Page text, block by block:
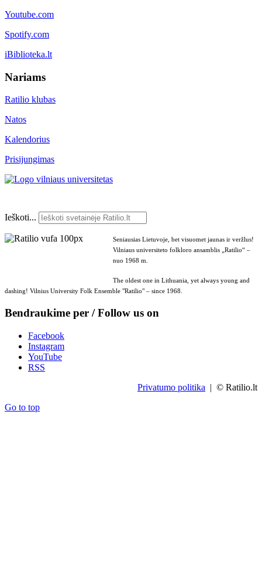
Youtube.com
Spotify.com
iBiblioteka.lt
Nariams
Ratilio klubas
Natos
Kalendorius
Prisijungimas
Ieškoti...
Seniausias Lietuvoje, bet visuomet jaunas ir veržlus!
Vilniaus universiteto folkloro ansamblis „Ratilio“ –
nuo 1968 m.
The oldest one in Lithuania, yet always young and
dashing! Vilnius University Folk Ensemble "Ratilio" – since 1968.
Bendraukime per / Follow us on
Facebook
Instagram
YouTube
RSS
Privatumo politika | © Ratilio.lt
Go to top